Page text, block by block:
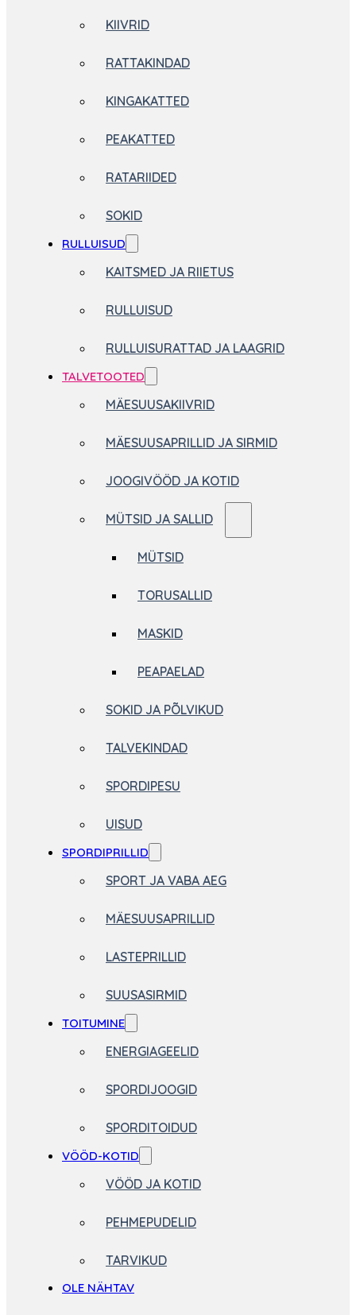
KIIVRID
RATTAKINDAD
KINGAKATTED
PEAKATTED
RATARIIDED
SOKID
RULLUISUD
KAITSMED JA RIIETUS
RULLUISUD
RULLUISURATTAD JA LAAGRID
TALVETOOTED
MÄESUUSAKIIVRID
MÄESUUSAPRILLID JA SIRMID
JOOGIVÖÖD JA KOTID
MÜTSID JA SALLID
MÜTSID
TORUSALLID
MASKID
PEAPAELAD
SOKID JA PÕLVIKUD
TALVEKINDAD
SPORDIPESU
UISUD
SPORDIPRILLID
SPORT JA VABA AEG
MÄESUUSAPRILLID
LASTEPRILLID
SUUSASIRMID
TOITUMINE
ENERGIAGEELID
SPORDIJOOGID
SPORDITOIDUD
VÖÖD-KOTID
VÖÖD JA KOTID
PEHMEPUDELID
TARVIKUD
OLE NÄHTAV